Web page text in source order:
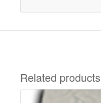
Related products